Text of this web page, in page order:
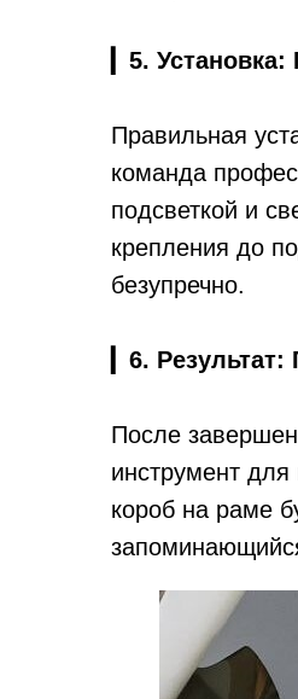
5.
Правильная
команда
подсветкой и
крепления до
безупречно.
6. Результат:
После
инструмент для
короб на раме